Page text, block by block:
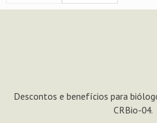
Descontos e benefícios para
CRBio-04.